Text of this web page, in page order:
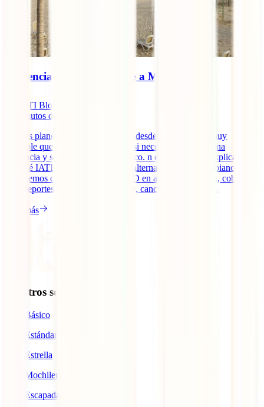
Asistencia y seguro de viaje a México
IATI Blog
minutos de lectura
Si estás planeando viajar a México desde Colombia, es muy
probable que te estés preguntando si necesitas contratar una
asistencia y seguro de viaje a México. n este artículo te explicamos
por qué IATI Estándar es la mejor alternativa para colombianos: te
protegemos con hasta 100.000 USD en asistencia médica, cobertura
para deportes de aventura, equipaje, cancelaciones y más.
Leer más
Nuestros seguros
IATI Básico
IATI Estándar
IATI Estrella
IATI Mochilero
IATI Escapadas